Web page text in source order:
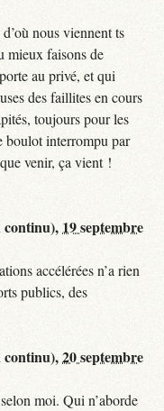
nous viennent ts
mieux faisons de
au privé, et qui
des faillites en cours
toujours pour les
boulot interrompu par
venir, ça vient !
continu), 19 septembre
accélérées n’a rien
publics, des
continu),20 septembre
moi. Qui n’aborde